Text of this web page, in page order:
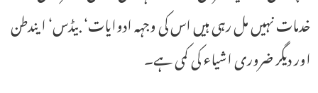
خدمات نہیں مل رہی ہیں اس کی وجہہ ادوایات‘ بیڈس‘ ایندطن
اور دیگر ضروری اشیاء کی کمی ہے۔